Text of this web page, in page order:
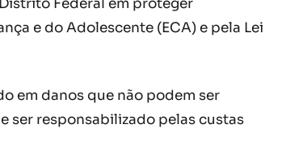
Federal em proteger
e do Adolescente (ECA) e pela Lei
em danos que não podem ser
ser responsabilizado pelas custas